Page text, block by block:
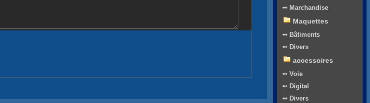
➻ Marchandise
Maquettes
➻ Bâtiments
➻ Divers
accessoires
➻ Voie
➻ Digital
➻ Divers